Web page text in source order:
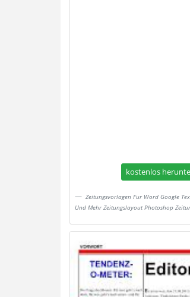
kostenlos
Zeitungsvorlagen Fur Word Google
Und Mehr Zeitungslayout Photoshop